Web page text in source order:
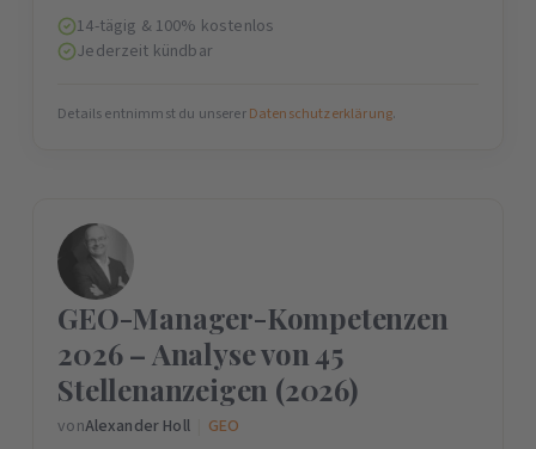
14-tägig & 100% kostenlos
Jederzeit kündbar
Details entnimmst du unsererDatenschutzerklärung.
GEO-Manager-Kompetenzen
2026 – Analyse von 45
Stellenanzeigen (2026)
vonAlexander Holl GEO